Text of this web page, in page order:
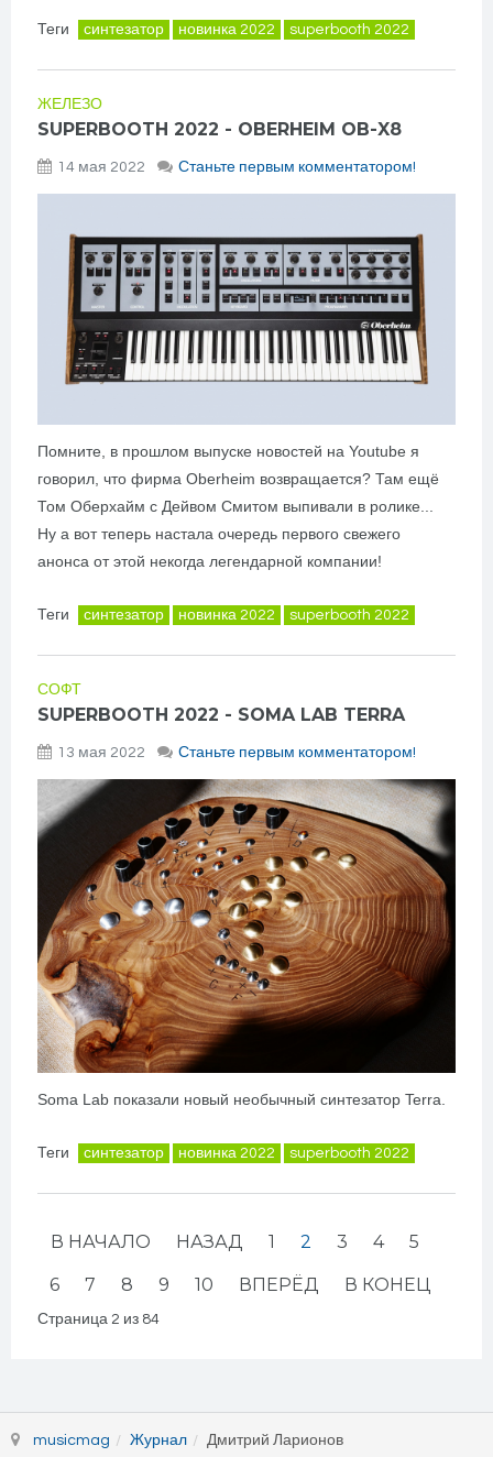
Теги синтезатор новинка 2022 superbooth 2022
ЖЕЛЕЗО
SUPERBOOTH 2022 - OBERHEIM OB-X8
14 мая 2022 Станьте первым комментатором!
Помните, в прошлом выпуске новостей на Youtube я
говорил, что фирма Oberheim возвращается? Там ещё
Том Оберхайм с Дейвом Смитом выпивали в ролике...
Ну а вот теперь настала очередь первого свежего
анонса от этой некогда легендарной компании!
Теги синтезатор новинка 2022 superbooth 2022
СОФТ
SUPERBOOTH 2022 - SOMA LAB TERRA
13 мая 2022 Станьте первым комментатором!
Soma Lab показали новый необычный синтезатор Terra.
Теги синтезатор новинка 2022 superbooth 2022
В НАЧАЛО НАЗАД 1 2 3 4 5
6 7 8 9 10 ВПЕРЁД В КОНЕЦ
Страница 2 из 84
musicmag Журнал Дмитрий Ларионов